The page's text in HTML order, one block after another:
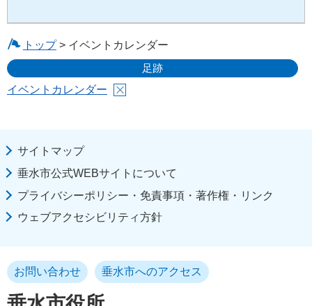
トップ> イベントカレンダー
足跡
イベントカレンダー
サイトマップ
垂水市公式WEBサイトについて
プライバシーポリシー・免責事項・著作権・リンク
ウェブアクセシビリティ方針
お問い合わせ 垂水市へのアクセス